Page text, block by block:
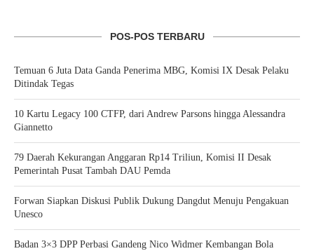
POS-POS TERBARU
Temuan 6 Juta Data Ganda Penerima MBG, Komisi IX Desak Pelaku
Ditindak Tegas
10 Kartu Legacy 100 CTFP, dari Andrew Parsons hingga Alessandra
Giannetto
79 Daerah Kekurangan Anggaran Rp14 Triliun, Komisi II Desak
Pemerintah Pusat Tambah DAU Pemda
Forwan Siapkan Diskusi Publik Dukung Dangdut Menuju Pengakuan
Unesco
Badan 3×3 DPP Perbasi Gandeng Nico Widmer Kembangan Bola